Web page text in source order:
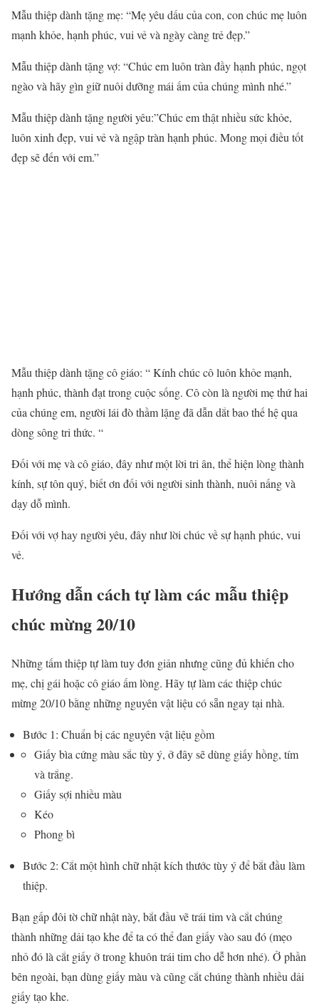
Mẫu thiệp dành tặng mẹ: “Mẹ yêu dấu của con, con chúc mẹ luôn
mạnh khỏe, hạnh phúc, vui vẻ và ngày càng trẻ đẹp.”
Mẫu thiệp dành tặng vợ: “Chúc em luôn tràn đầy hạnh phúc, ngọt
ngào và hãy gìn giữ nuôi dưỡng mái ấm của chúng mình nhé.”
Mẫu thiệp dành tặng người yêu:”Chúc em thật nhiều sức khỏe,
luôn xinh đẹp, vui vẻ và ngập tràn hạnh phúc. Mong mọi điều tốt
đẹp sẽ đến với em.”
Mẫu thiệp dành tặng cô giáo: “ Kính chúc cô luôn khỏe mạnh,
hạnh phúc, thành đạt trong cuộc sống. Cô còn là người mẹ thứ hai
của chúng em, người lái đò thầm lặng đã dẫn dắt bao thế hệ qua
dòng sông tri thức. “
Đối với mẹ và cô giáo, đây như một lời tri ân, thể hiện lòng thành
kính, sự tôn quý, biết ơn đối với người sinh thành, nuôi nấng và
dạy dỗ mình.
Đối với vợ hay người yêu, đây như lời chúc về sự hạnh phúc, vui
vẻ.
Hướng dẫn cách tự làm các mẫu thiệp
chúc mừng 20/10
Những tấm thiệp tự làm tuy đơn giản nhưng cũng đủ khiến cho
mẹ, chị gái hoặc cô giáo ấm lòng. Hãy tự làm các thiệp chúc
mừng 20/10 bằng những nguyên vật liệu có sẵn ngay tại nhà.
Bước 1: Chuẩn bị các nguyên vật liệu gồm
Giấy bìa cứng màu sắc tùy ý, ở đây sẽ dùng giấy hồng, tím
và trắng.
Giấy sợi nhiều màu
Kéo
Phong bì
Bước 2: Cắt một hình chữ nhật kích thước tùy ý để bắt đầu làm
thiệp.
Bạn gấp đôi tờ chữ nhật này, bắt đầu vẽ trái tim và cắt chúng
thành những dải tạo khe để ta có thể đan giấy vào sau đó (mẹo
nhỏ đó là cắt giấy ở trong khuôn trái tim cho dễ hơn nhé). Ở phần
bên ngoài, bạn dùng giấy màu và cũng cắt chúng thành nhiều dải
giấy tạo khe.